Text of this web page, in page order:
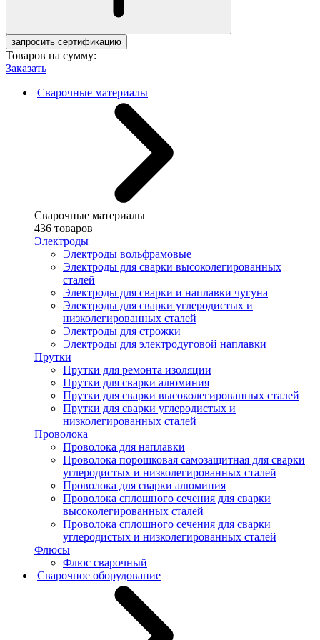
запросить сертификацию
Товаров на сумму:
Заказать
Сварочные материалы
Сварочные материалы
436 товаров
Электроды
Электроды вольфрамовые
Электроды для сварки высоколегированных
сталей
Электроды для сварки и наплавки чугуна
Электроды для сварки углеродистых и
низколегированных сталей
Электроды для строжки
Электроды для электродуговой наплавки
Прутки
Прутки для ремонта изоляции
Прутки для сварки алюминия
Прутки для сварки высоколегированных сталей
Прутки для сварки углеродистых и
низколегированных сталей
Проволока
Проволока для наплавки
Проволока порошковая самозащитная для сварки
углеродистых и низколегированных сталей
Проволока для сварки алюминия
Проволока сплошного сечения для сварки
высоколегированных сталей
Проволока сплошного сечения для сварки
углеродистых и низколегированных сталей
Флюсы
Флюс сварочный
Сварочное оборудование